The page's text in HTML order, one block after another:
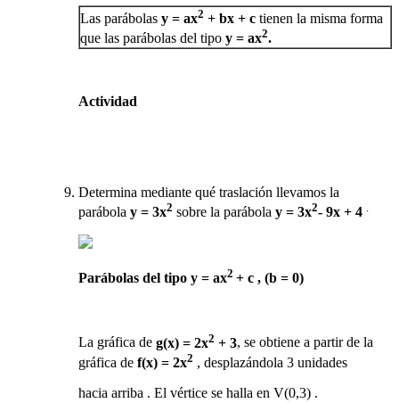
Las parábolas y = ax2 + bx + c tienen la misma forma
que las parábolas del tipo y = ax2.
Actividad
Determina mediante qué traslación llevamos la
parábola y = 3x2 sobre la parábola y = 3x2- 9x + 4
Parábolas del tipo y = ax2 + c , (b = 0)
La gráfica de g(x) = 2x2 + 3, se obtiene a partir de la
gráfica de f(x) = 2x2 , desplazándola 3 unidades
hacia arriba . El vértice se halla en V(0,3) .